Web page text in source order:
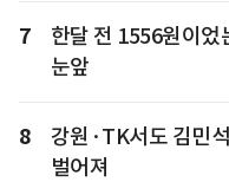
7
한달 전 1556원이었
눈앞
8
강원·TK서도 김민
벌어져